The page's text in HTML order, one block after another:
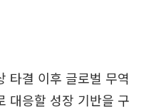
타결 이후 글로벌 무역
대응할 성장 기반을 구